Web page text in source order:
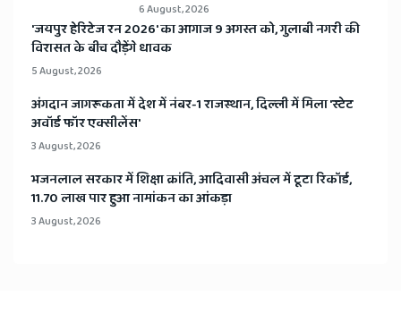
6 August, 2026
​'जयपुर हेरिटेज रन 2026' का आगाज 9 अगस्त को, गुलाबी नगरी की
विरासत के बीच दौड़ेंगे धावक
5 August, 2026
अंगदान जागरूकता में देश में नंबर-1 राजस्थान, दिल्ली में मिला 'स्टेट
अवॉर्ड फॉर एक्सीलेंस'
3 August, 2026
भजनलाल सरकार में शिक्षा क्रांति, आदिवासी अंचल में टूटा रिकॉर्ड,
11.70 लाख पार हुआ नामांकन का आंकड़ा
3 August, 2026